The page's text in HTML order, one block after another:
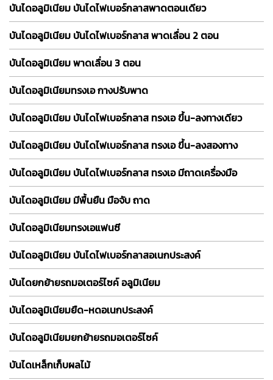
บันไดอลูมิเนียม บันไดไฟเบอร์กลาสพาดตอนเดียว
บันไดอลูมิเนียม บันไดไฟเบอร์กลาส พาดเลื่อน 2 ตอน
บันไดอลูมิเนียม พาดเลื่อน 3 ตอน
บันไดอลูมิเนียมทรงเอ กางปรับพาด
บันไดอลูมิเนียม บันไดไฟเบอร์กลาส ทรงเอ ขึ้น-ลงทางเดียว
บันไดอลูมิเนียม บันไดไฟเบอร์กลาส ทรงเอ ขึ้น-ลงสองทาง
บันไดอลูมิเนียม บันไดไฟเบอร์กลาส ทรงเอ มีถาดเครื่องมือ
บันไดอลูมิเนียม มีพื้นยืน มือจับ ถาด
บันไดอลูมิเนียมทรงเอแฟนซี
บันไดอลูมิเนียม บันไดไฟเบอร์กลาสอเนกประสงค์
บันไดยกย้ายรถมอเตอร์ไซค์ อลูมิเนียม
บันไดอลูมิเนียมยืด-หดอเนกประสงค์
บันไดอลูมิเนียมยกย้ายรถมอเตอร์ไซค์
บันไดเหล็กเก็บผลไม้